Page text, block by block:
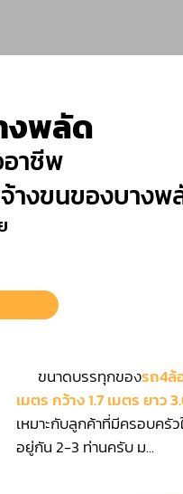
งพลัด
าชีพ
างขนของบางพ
ขนาดบรรทุกของรถ4ล้
เมตร กว้าง 1.7 เมตร ยาว
เหมาะกับลูกค้าที่มีครอบครั
อยู่กัน 2-3 ท่านครับ ม...